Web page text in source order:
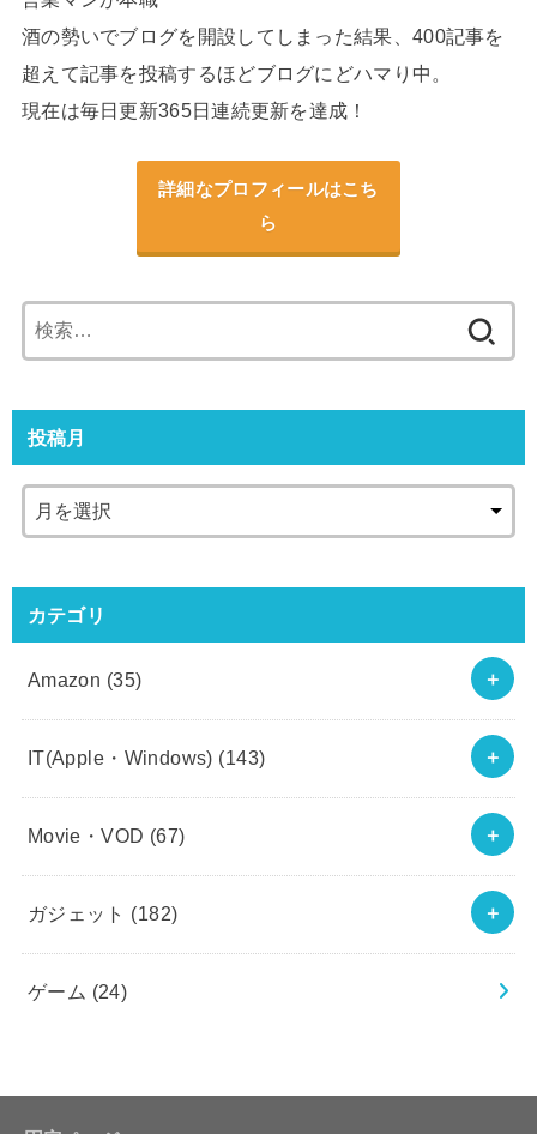
酒の勢いでブログを開設してしまった結果、400記事を
超えて記事を投稿するほどブログにどハマり中。
現在は毎日更新365日連続更新を達成！
詳細なプロフィールはこち
ら
索:
投稿月
カテゴリ
Amazon (35)
IT(Apple・Windows) (143)
Movie・VOD (67)
ガジェット (182)
ゲーム (24)